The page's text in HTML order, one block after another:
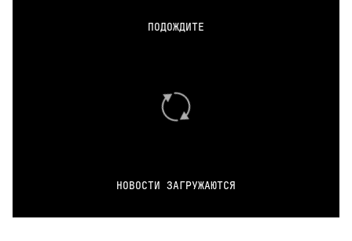
ПОДОЖДИТЕ
НОВОСТИ ЗАГРУЖАЮТСЯ